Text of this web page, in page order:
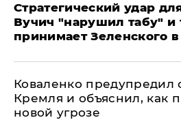
Стратегический удар
Вучич "нарушил табу" и
принимает Зеленского
Коваленко предупредил
Кремля и объяснил, как
новой угрозе